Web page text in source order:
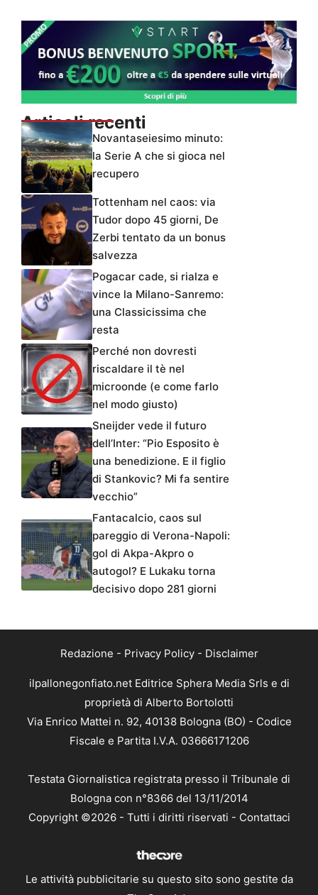
Articoli recenti
Novantaseiesimo minuto:
la Serie A che si gioca nel
recupero
Tottenham nel caos: via
Tudor dopo 45 giorni, De
Zerbi tentato da un bonus
salvezza
Pogacar cade, si rialza e
vince la Milano-Sanremo:
una Classicissima che
resta
Perché non dovresti
riscaldare il tè nel
microonde (e come farlo
nel modo giusto)
Sneijder vede il futuro
dell’Inter: “Pio Esposito è
una benedizione. E il figlio
di Stankovic? Mi fa sentire
vecchio”
Fantacalcio, caos sul
pareggio di Verona-Napoli:
gol di Akpa-Akpro o
autogol? E Lukaku torna
decisivo dopo 281 giorni
Redazione - Privacy Policy- Disclaimer
ilpallonegonfiato.net Editrice Sphera Media Srls e di
proprietà di Alberto Bortolotti
Via Enrico Mattei n. 92, 40138 Bologna (BO) - Codice
Fiscale e Partita I.V.A. 03666171206
Testata Giornalistica registrata presso il Tribunale di
Bologna con n°8366 del 13/11/2014
Copyright ©2026 - Tutti i diritti riservati - Contattaci
Le attività pubblicitarie su questo sito sono gestite da